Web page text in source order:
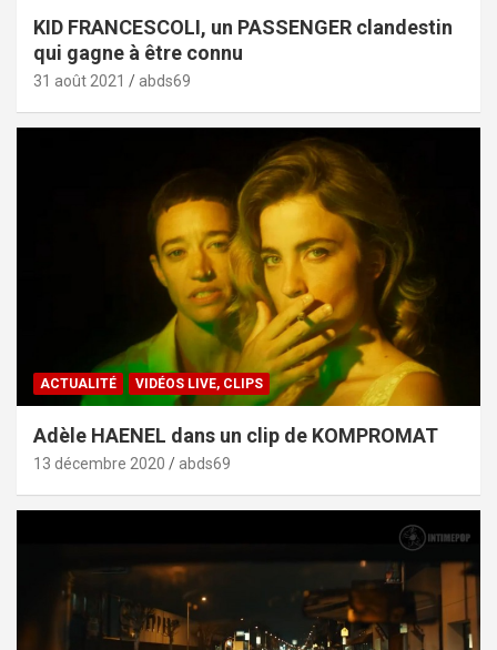
KID FRANCESCOLI, un PASSENGER clandestin
qui gagne à être connu
31 août 2021 abds69
ACTUALITÉ VIDÉOS LIVE, CLIPS
Adèle HAENEL dans un clip de KOMPROMAT
13 décembre 2020 abds69